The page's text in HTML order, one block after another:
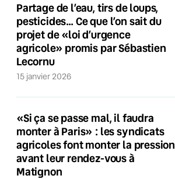
Partage de l’eau, tirs de loups,
pesticides… Ce que l’on sait du
projet de «loi d’urgence
agricole» promis par Sébastien
Lecornu
15 janvier 2026
«Si ça se passe mal, il faudra
monter à Paris» : les syndicats
agricoles font monter la pression
avant leur rendez-vous à
Matignon